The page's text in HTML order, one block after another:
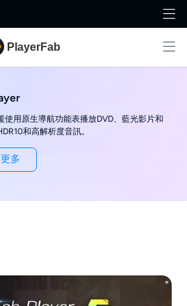
PlayerFab
使用原生導航功能表播放DVD、藍光影片和
和高解析度音訊。
多